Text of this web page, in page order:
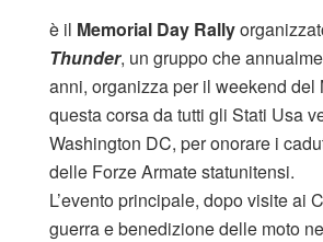
è il Memorial Day Rally
Thunder, un gruppo che
anni, organizza per il weekend del
questa corsa da tutti gli Stati Usa
Washington DC, per onorare i
delle Forze Armate statunitensi.
L’evento principale, dopo visite ai
guerra e benedizione delle moto